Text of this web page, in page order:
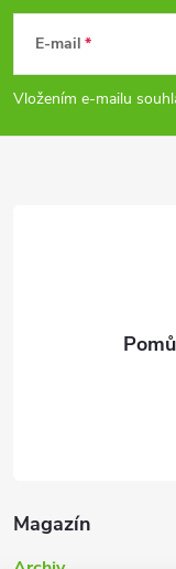
p
a
E-mail
Vložením e-mailu
Magazín